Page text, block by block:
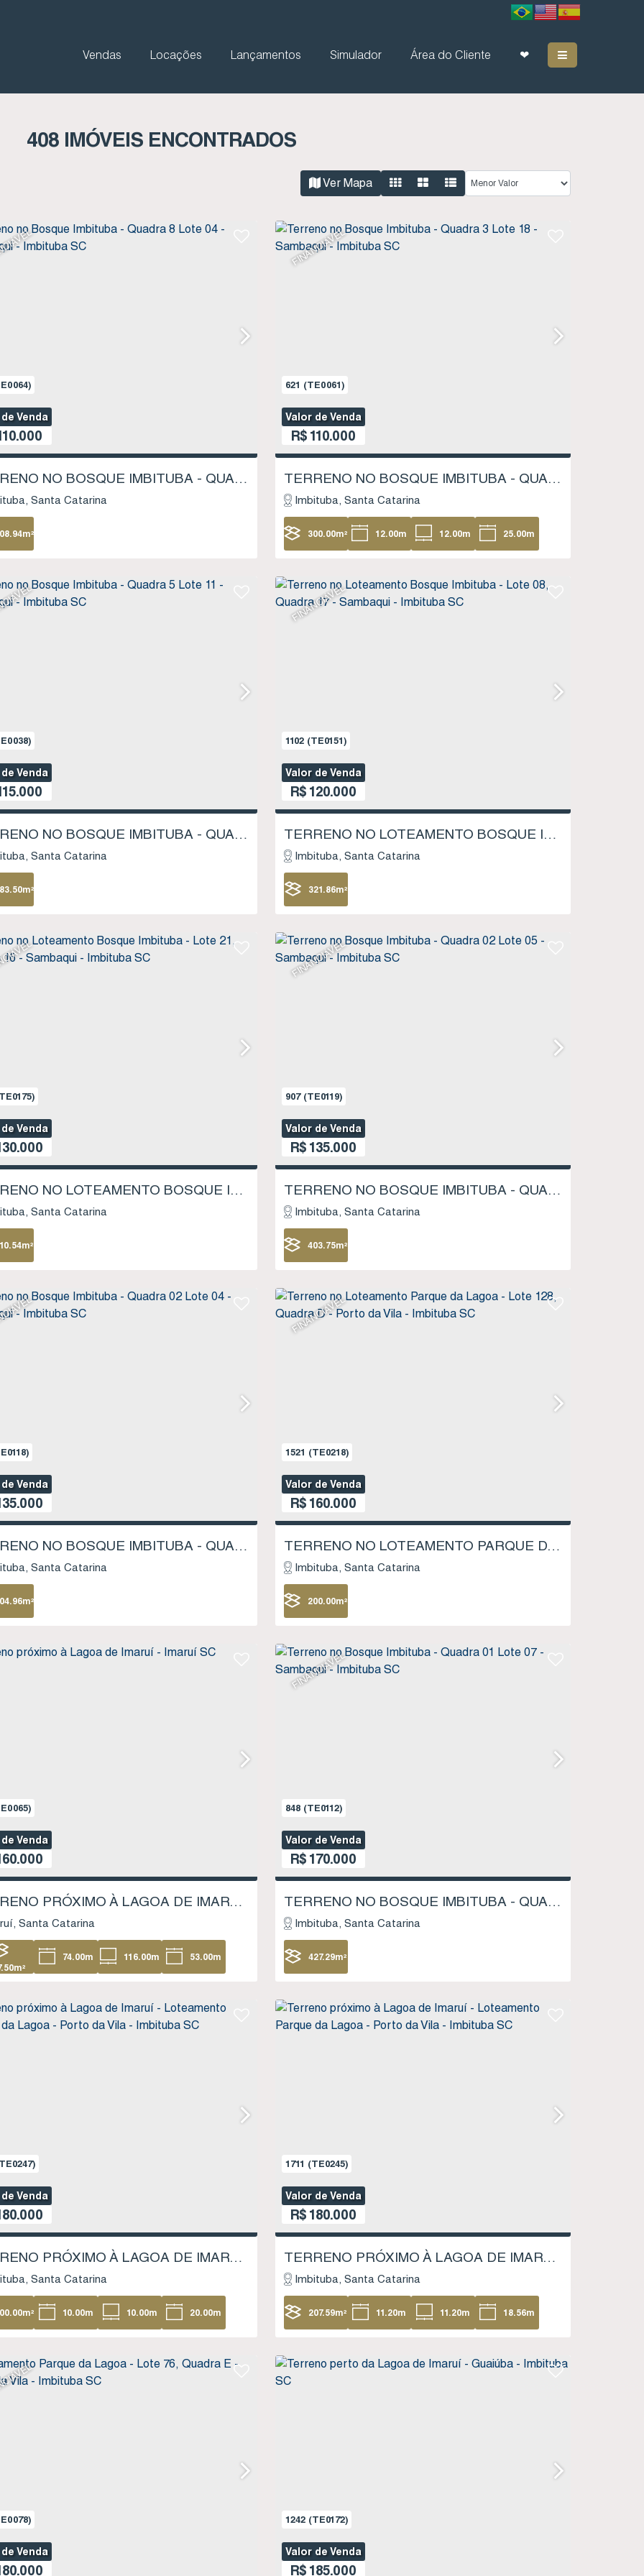
❤
Área do Cliente
Simulador
Lançamentos
Locações
Vendas
408 IMÓVEIS ENCONTRADOS
Ver Mapa
Venda
TERRENO NO BOSQUE IMBITUBA - QUADRA 8 LOTE 04 - SAMBAQUI - IMBITUBA SC
Santa Catarina
.94m²
FINANCIÁVEL
621 (TE0061)
R$ 110.000
Valor de Venda
TERRENO NO BOSQUE IMBITUBA - QUADRA 3 LOTE 18 - SAMBAQUI - IMBITUBA SC
Imbituba Santa Catarina
300.00m² 12.00m 12.00m 25.00m
Venda
TERRENO NO BOSQUE IMBITUBA - QUADRA 5 LOTE 11 - SAMBAQUI - IMBITUBA SC
Santa Catarina
.50m²
FINANCIÁVEL
1102 (TE0151)
R$ 120.000
Valor de Venda
TERRENO NO LOTEAMENTO BOSQUE IMBITUBA - LOTE 08, QUADRA 17 - SAMBAQUI - IMBITUBA SC
Imbituba Santa Catarina
321.86m²
Venda
TERRENO NO LOTEAMENTO BOSQUE IMBITUBA - LOTE 21, QUADRA 16 - SAMBAQUI - IMBITUBA SC
Santa Catarina
.54m²
FINANCIÁVEL
907 (TE0119)
R$ 135.000
Valor de Venda
TERRENO NO BOSQUE IMBITUBA - QUADRA 02 LOTE 05 - SAMBAQUI - IMBITUBA SC
Imbituba Santa Catarina
403.75m²
Venda
TERRENO NO BOSQUE IMBITUBA - QUADRA 02 LOTE 04 - SAMBAQUI - IMBITUBA SC
Santa Catarina
.96m²
FINANCIÁVEL
1521 (TE0218)
R$ 160.000
Valor de Venda
TERRENO NO LOTEAMENTO PARQUE DA LAGOA - LOTE 128, QUADRA D - PORTO DA VILA - IMBITUBA SC
Imbituba Santa Catarina
200.00m²
Venda
TERRENO PRÓXIMO À LAGOA DE IMARUÍ - IMARUÍ SC
Santa Catarina
.50m²
74.00m 116.00m 53.00m
FINANCIÁVEL
848 (TE0112)
R$ 170.000
Valor de Venda
TERRENO NO BOSQUE IMBITUBA - QUADRA 01 LOTE 07 - SAMBAQUI - IMBITUBA SC
Imbituba Santa Catarina
427.29m²
Venda
TERRENO PRÓXIMO À LAGOA DE IMARUÍ - LOTEAMENTO PARQUE DA LAGOA - PORTO DA VILA - IMBITUBA SC
Santa Catarina
.00m² 10.00m 10.00m 20.00m
1711 (TE0245)
R$ 180.000
Valor de Venda
TERRENO PRÓXIMO À LAGOA DE IMARUÍ - LOTEAMENTO PARQUE DA LAGOA - PORTO DA VILA - IMBITUBA SC
Imbituba Santa Catarina
207.59m² 11.20m 11.20m 18.56m
Venda
1242 (TE0172)
R$ 185.000
Valor de Venda